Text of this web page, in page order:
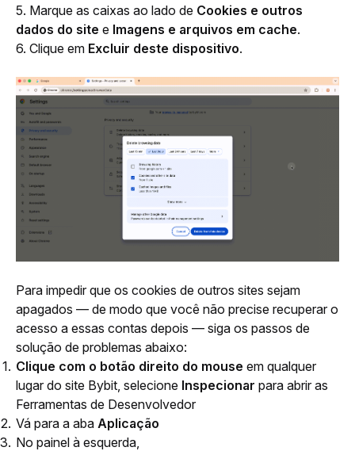
5. Marque as caixas ao lado de Cookies e outros
dados do site e Imagens e arquivos em cache.
6. Clique em Excluir deste dispositivo.
Para impedir que os cookies de outros sites sejam
apagados — de modo que você não precise recuperar o
acesso a essas contas depois — siga os passos de
solução de problemas abaixo:
Clique com o botão direito do mouse em qualquer
lugar do site Bybit, selecione Inspecionar para abrir as
Ferramentas de Desenvolvedor
Vá para a aba Aplicação
No painel à esquerda,